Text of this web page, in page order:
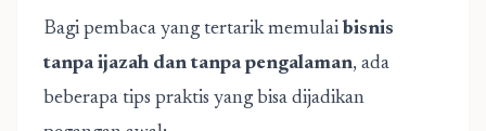
Bagi pembaca yang tertarik memulai bisnis
tanpa ijazah dan tanpa pengalaman, ada
beberapa tips praktis yang bisa dijadikan